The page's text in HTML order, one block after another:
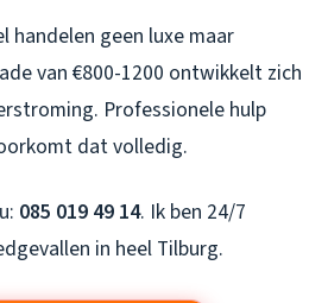
handelen geen luxe maar
van €800-1200 ontwikkelt zich
Professionele hulp
dat volledig.
085 019 49 14. Ik ben 24/7
in heel Tilburg.